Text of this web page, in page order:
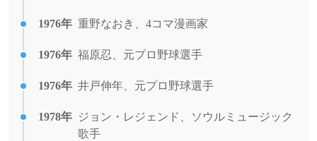
1976年 重野なおき、4コマ漫画家
1976年 福原忍、元プロ野球選手
1976年 井戸伸年、元プロ野球選手
1978年 ジョン・レジェンド、ソウルミュージック
歌手